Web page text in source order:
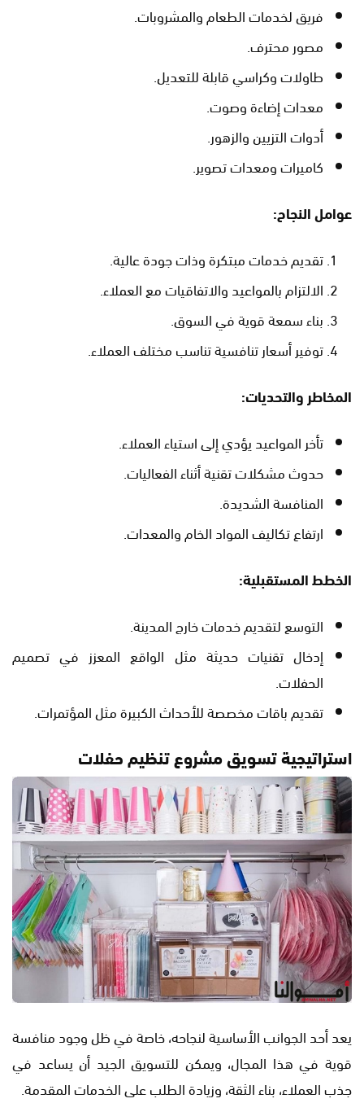
فريق لخدمات الطعام والمشروبات.
مصور محترف.
طاولات وكراسي قابلة للتعديل.
معدات إضاءة وصوت.
أدوات التزيين والزهور.
كاميرات ومعدات تصوير.
عوامل النجاح:
تقديم خدمات مبتكرة وذات جودة عالية.
الالتزام بالمواعيد والاتفاقيات مع العملاء.
بناء سمعة قوية في السوق.
توفير أسعار تنافسية تناسب مختلف العملاء.
المخاطر والتحديات:
تأخر المواعيد يؤدي إلى استياء العملاء.
حدوث مشكلات تقنية أثناء الفعاليات.
المنافسة الشديدة.
ارتفاع تكاليف المواد الخام والمعدات.
الخطط المستقبلية:
التوسع لتقديم خدمات خارج المدينة.
إدخال تقنيات حديثة مثل الواقع المعزز في تصميم
الحفلات.
تقديم باقات مخصصة للأحداث الكبيرة مثل المؤتمرات.
استراتيجية تسويق مشروع تنظيم حفلات
يعد أحد الجوانب الأساسية لنجاحه، خاصة في ظل وجود منافسة
قوية في هذا المجال، ويمكن للتسويق الجيد أن يساعد في
جذب العملاء، بناء الثقة، وزيادة الطلب على الخدمات المقدمة.